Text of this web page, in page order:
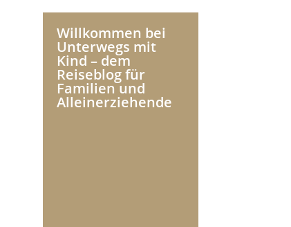
Willkommen bei
Unterwegs mit
Kind – dem
Reiseblog für
Familien und
Alleinerziehende